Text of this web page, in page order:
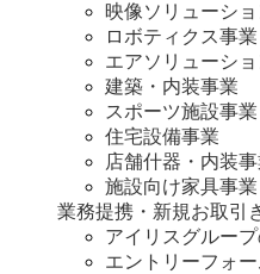
映像ソリューシ
ロボティクス事業
エアソリューシ
建築・内装事業
スポーツ施設事業
住宅設備事業
店舗什器・内装
施設向け家具事業
業務提携・新規お取引
アイリスグルー
エントリーフォー